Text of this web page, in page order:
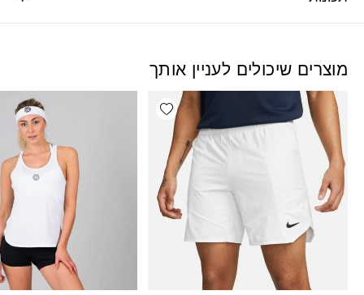
מוצרים שיכולים לעניין אותך
Add wishlist